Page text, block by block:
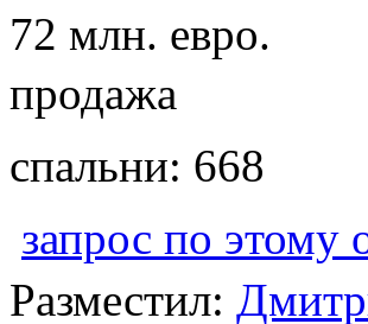
72 млн. евро.
продажа
спальни: 668
запрос по этому
Разместил: